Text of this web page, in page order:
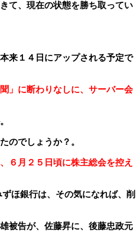
て、現在の状態を勝ち取ってい
来１４日にアップされる予定で
」に断わりなしに、サーバー会
のでしょうか？。
６月２５日頃に株主総会を控え
ほ銀行は、その気になれば、削
被告が、佐藤昇に、後藤忠政元